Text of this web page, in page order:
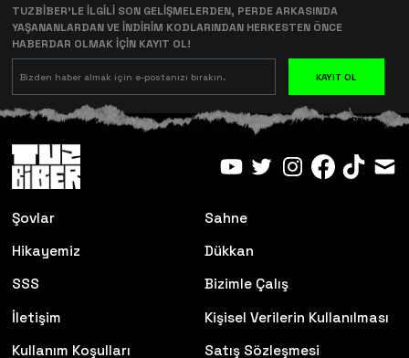
TUZBİBER’LE İLGİLİ SON GELİŞMELERDEN, PERDE ARKASINDA
YAŞANANLARDAN VE İNDİRİM KODLARINDAN HERKESTEN ÖNCE
HABERDAR OLMAK İÇİN KAYIT OL!
KAYIT OL
Şovlar
Sahne
Hikayemiz
Dükkan
SSS
Bizimle Çalış
İletişim
Kişisel Verilerin Kullanılması
Kullanım Koşulları
Satış Sözleşmesi